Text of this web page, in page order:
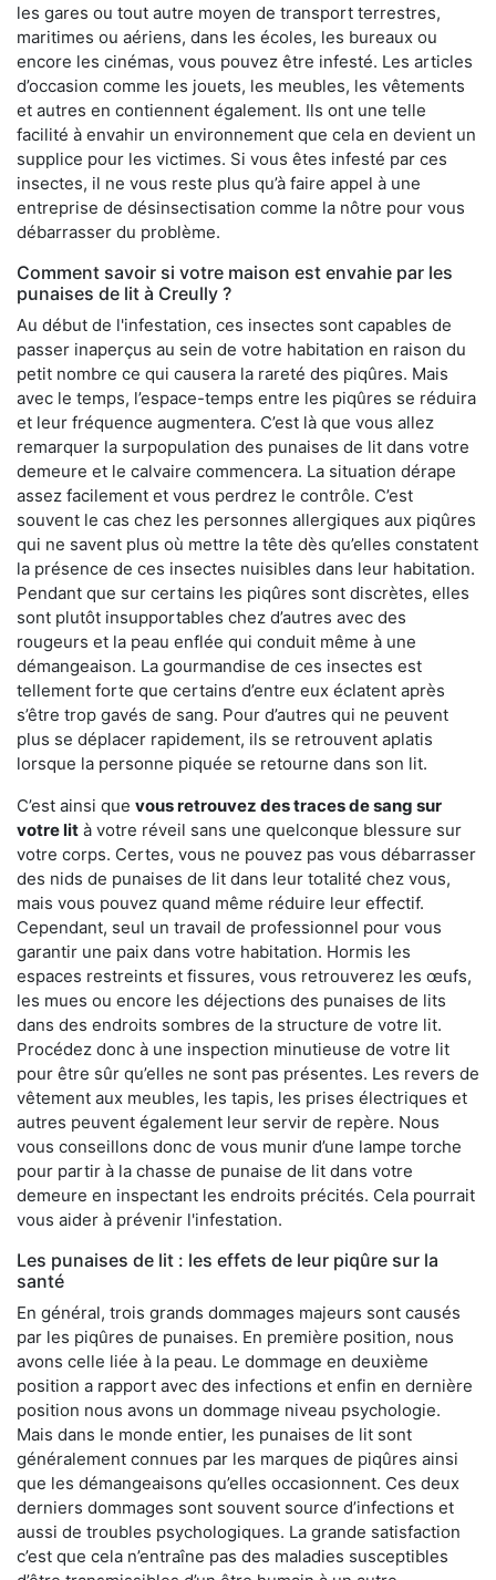
les gares ou tout autre moyen de transport terrestres,
maritimes ou aériens, dans les écoles, les bureaux ou
encore les cinémas, vous pouvez être infesté. Les articles
d’occasion comme les jouets, les meubles, les vêtements
et autres en contiennent également. Ils ont une telle
facilité à envahir un environnement que cela en devient un
supplice pour les victimes. Si vous êtes infesté par ces
insectes, il ne vous reste plus qu’à faire appel à une
entreprise de désinsectisation comme la nôtre pour vous
débarrasser du problème.
Comment savoir si votre maison est envahie par les
punaises de lit à Creully ?
Au début de l'infestation, ces insectes sont capables de
passer inaperçus au sein de votre habitation en raison du
petit nombre ce qui causera la rareté des piqûres. Mais
avec le temps, l’espace-temps entre les piqûres se réduira
et leur fréquence augmentera. C’est là que vous allez
remarquer la surpopulation des punaises de lit dans votre
demeure et le calvaire commencera. La situation dérape
assez facilement et vous perdrez le contrôle. C’est
souvent le cas chez les personnes allergiques aux piqûres
qui ne savent plus où mettre la tête dès qu’elles constatent
la présence de ces insectes nuisibles dans leur habitation.
Pendant que sur certains les piqûres sont discrètes, elles
sont plutôt insupportables chez d’autres avec des
rougeurs et la peau enflée qui conduit même à une
démangeaison. La gourmandise de ces insectes est
tellement forte que certains d’entre eux éclatent après
s’être trop gavés de sang. Pour d’autres qui ne peuvent
plus se déplacer rapidement, ils se retrouvent aplatis
lorsque la personne piquée se retourne dans son lit.
C’est ainsi que vous retrouvez des traces de sang sur
votre lit à votre réveil sans une quelconque blessure sur
votre corps. Certes, vous ne pouvez pas vous débarrasser
des nids de punaises de lit dans leur totalité chez vous,
mais vous pouvez quand même réduire leur effectif.
Cependant, seul un travail de professionnel pour vous
garantir une paix dans votre habitation. Hormis les
espaces restreints et fissures, vous retrouverez les œufs,
les mues ou encore les déjections des punaises de lits
dans des endroits sombres de la structure de votre lit.
Procédez donc à une inspection minutieuse de votre lit
pour être sûr qu’elles ne sont pas présentes. Les revers de
vêtement aux meubles, les tapis, les prises électriques et
autres peuvent également leur servir de repère. Nous
vous conseillons donc de vous munir d’une lampe torche
pour partir à la chasse de punaise de lit dans votre
demeure en inspectant les endroits précités. Cela pourrait
vous aider à prévenir l'infestation.
Les punaises de lit : les effets de leur piqûre sur la
santé
En général, trois grands dommages majeurs sont causés
par les piqûres de punaises. En première position, nous
avons celle liée à la peau. Le dommage en deuxième
position a rapport avec des infections et enfin en dernière
position nous avons un dommage niveau psychologie.
Mais dans le monde entier, les punaises de lit sont
généralement connues par les marques de piqûres ainsi
que les démangeaisons qu’elles occasionnent. Ces deux
derniers dommages sont souvent source d’infections et
aussi de troubles psychologiques. La grande satisfaction
c’est que cela n’entraîne pas des maladies susceptibles